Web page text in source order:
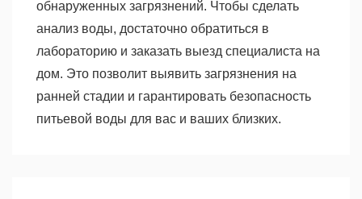
обнаруженных загрязнений. Чтобы сделать
анализ воды, достаточно обратиться в
лабораторию и заказать выезд специалиста на
дом. Это позволит выявить загрязнения на
ранней стадии и гарантировать безопасность
питьевой воды для вас и ваших близких.